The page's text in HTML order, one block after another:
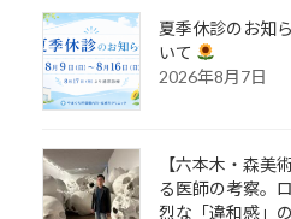
夏季休診のお知
いて
2026年8月7日
【六本木・森美
る医師の考察。
烈な「違和感」